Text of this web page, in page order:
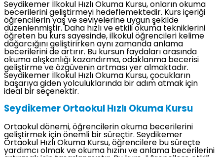
Seydikemer İlkokul Hızlı Okuma Kursu, onların okuma
becerilerini geliştirmeyi hedeflemektedir. Kurs içeriği
öğrencilerin yaş ve seviyelerine uygun şekilde
düzenlenmiştir. Daha hızlı ve etkili okuma tekniklerini
öğreten bu kurs sayesinde, ilkokul öğrencileri kelime
dağarcığını geliştirirken aynı zamanda anlama
becerilerini de artırır. Bu kursun faydaları arasında
okuma alışkanlığı kazandırma, odaklanma becerisi
geliştirme ve özgüvenin artması yer almaktadır.
Seydikemer İlkokul Hızlı Okuma Kursu, çocukların
başarıya giden yolculuklarında bir adım atmak için
ideal bir seçenektir.
Seydikemer Ortaokul Hızlı Okuma Kursu
Ortaokul dönemi, öğrencilerin okuma becerilerini
geliştirmek için önemli bir süreçtir. Seydikemer
Ortaokul Hızlı Okuma Kursu, öğrencilere bu süreçte
yardımcı olmak ve okuma hızını ve anlama becerilerini